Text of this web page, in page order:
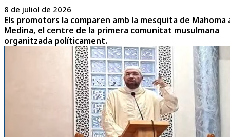
8 de juliol de 2026
Els promotors la comparen amb la mesquita de Mahoma
Medina, el centre de la primera comunitat musulmana
organitzada políticament.